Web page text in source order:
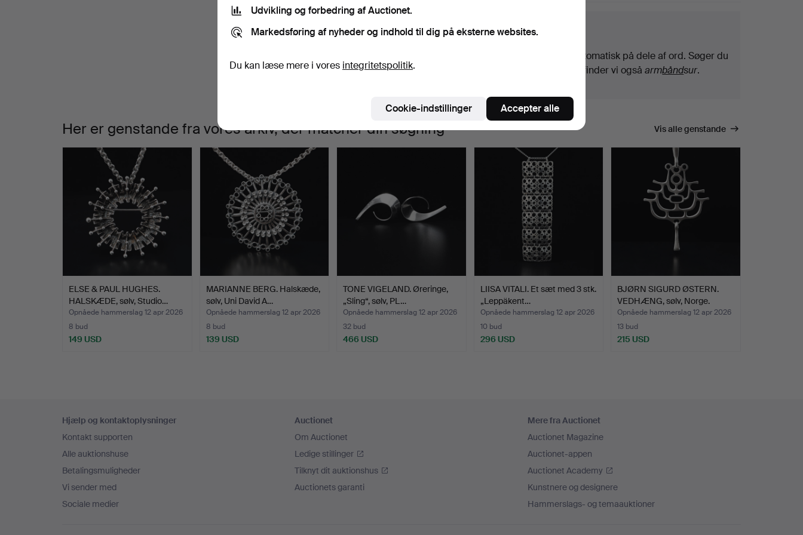
Welcome to explore the catalogue's 74 silver jewellery pieces!
Igangværende
auktioner
Vi har desværre ingen genstande, der matcher din
Søgetips
Vi søger automatisk på dele af ord. Søger du
, finder vi ogsåarmbåndsur.
Her er genstande fra vores arkiv, der matcher din søgning Vis alle genstande
ELSE & PAUL HUGHES.
HALSKÆDE, sølv, Studio…
Opnåede hammerslag 12 apr 2026
8 bud
149 USD
MARIANNE BERG. Halskæde,
sølv, Uni David A…
Opnåede hammerslag 12 apr 2026
8 bud
139 USD
TONE VIGELAND. Øreringe,
„Sling“, sølv, PL…
Opnåede hammerslag 12 apr 2026
32 bud
466 USD
LIISA VITALI. Et sæt med 3 stk.
„Leppäkent…
Opnåede hammerslag 12 apr 2026
10 bud
296 USD
BJØRN SIGURD ØSTERN.
VEDHÆNG, sølv, Norge.
Opnåede hammerslag 12 apr 2026
13 bud
215 USD
Hjælp og kontaktoplysninger
Kontakt supporten
Alle auktionshuse
Betalingsmuligheder
Vi sender med
Sociale medier
Auctionet
Om Auctionet
Ledige stillinger
Tilknyt dit auktionshus
Auctionets garanti
Mere fra Auctionet
Auctionet Magazine
Auctionet-appen
Auctionet Academy
Kunstnere og designere
Hammerslags- og temaauktioner
Udvikling og forbedring af Auctionet.
Markedsføring af nyheder og indhold til dig på eksterne websites.
Du kan læse mere i vores integritetspolitik.
Cookie-indstillinger Accepter alle